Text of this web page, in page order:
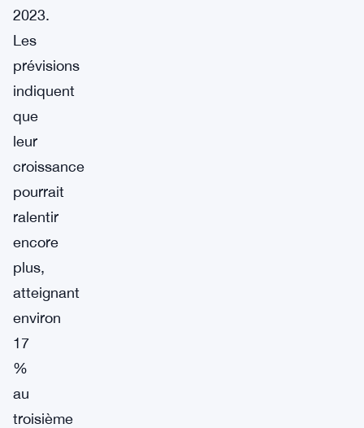
2023.
Les
prévisions
indiquent
que
leur
croissance
pourrait
ralentir
encore
plus,
atteignant
environ
17
%
au
troisième